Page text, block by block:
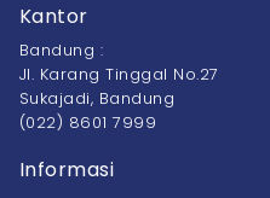
Kantor
Bandung :
Jl. Karang Tinggal No.27
Sukajadi, Bandung
(022) 8601 7999
Informasi